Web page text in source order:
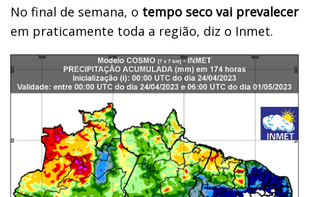
No final de semana, o tempo seco vai prevalecer
em praticamente toda a região, diz o Inmet.